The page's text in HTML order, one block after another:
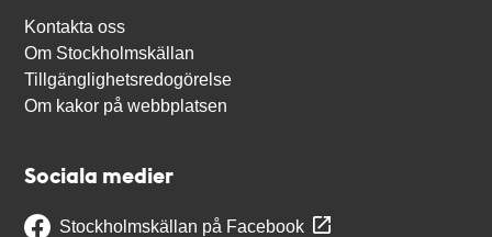
Kontakta oss
Om Stockholmskällan
Tillgänglighetsredogörelse
Om kakor på webbplatsen
Sociala medier
Stockholmskällan på Facebook